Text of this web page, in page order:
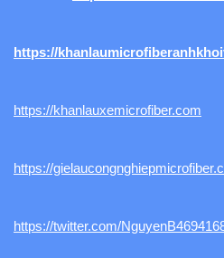
https://
https://khanlauxemicrofiber.com
https://
https://twitter.com/